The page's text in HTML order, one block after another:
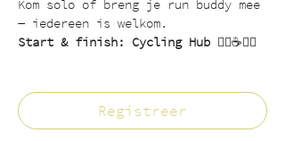
Kom solo of breng je run buddy mee
— iedereen is welkom.
Start & finish: Cycling Hub 🏃‍♂️☕🚴‍♂️
Registreer